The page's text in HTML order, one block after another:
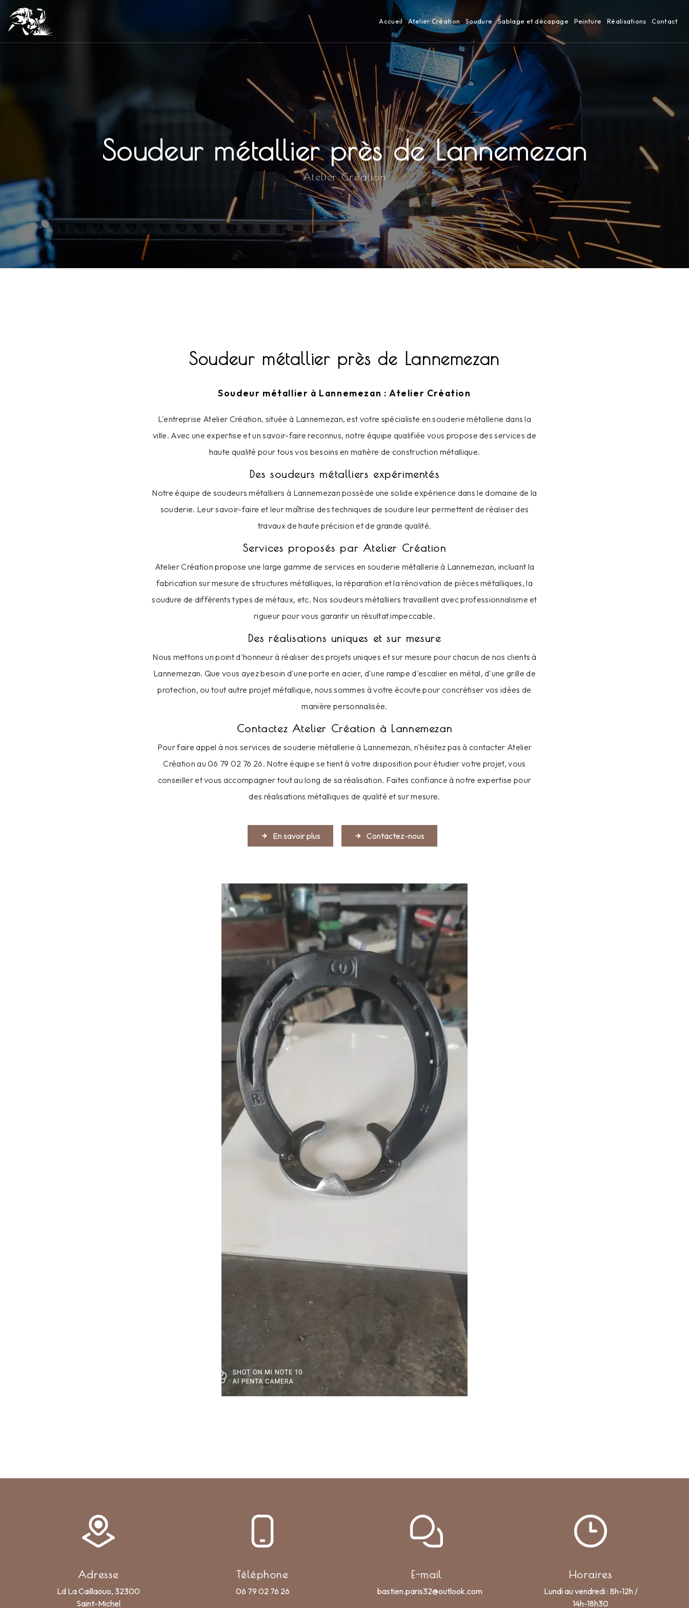
Accueil Atelier Création Soudure Sablage et décapage Peinture Réalisations Contact
Soudeur métallier près de Lannemezan
Atelier Création
Soudeur métallier près de Lannemezan
Soudeur métallier à Lannemezan : Atelier Création
L'entreprise Atelier Création, située à Lannemezan, est votre spécialiste en souderie métallerie dans la
ville. Avec une expertise et un savoir-faire reconnus, notre équipe qualifiée vous propose des services de
haute qualité pour tous vos besoins en matière de construction métallique.
Des soudeurs métalliers expérimentés
Notre équipe de soudeurs métalliers à Lannemezan possède une solide expérience dans le domaine de la
souderie. Leur savoir-faire et leur maîtrise des techniques de soudure leur permettent de réaliser des
travaux de haute précision et de grande qualité.
Services proposés par Atelier Création
Atelier Création propose une large gamme de services en souderie métallerie à Lannemezan, incluant la
fabrication sur mesure de structures métalliques, la réparation et la rénovation de pièces métalliques, la
soudure de différents types de métaux, etc. Nos soudeurs métalliers travaillent avec professionnalisme et
rigueur pour vous garantir un résultat impeccable.
Des réalisations uniques et sur mesure
Nous mettons un point d'honneur à réaliser des projets uniques et sur mesure pour chacun de nos clients à
Lannemezan. Que vous ayez besoin d'une porte en acier, d'une rampe d'escalier en métal, d'une grille de
protection, ou tout autre projet métallique, nous sommes à votre écoute pour concrétiser vos idées de
manière personnalisée.
Contactez Atelier Création à Lannemezan
Pour faire appel à nos services de souderie métallerie à Lannemezan, n'hésitez pas à contacter Atelier
Création au 06 79 02 76 26. Notre équipe se tient à votre disposition pour étudier votre projet, vous
conseiller et vous accompagner tout au long de sa réalisation. Faites confiance à notre expertise pour
des réalisations métalliques de qualité et sur mesure.
En savoir plus Contactez-nous
Adresse
Ld La Caillaouo, 32300
Saint-Michel
Téléphone
06 79 02 76 26
E-mail
bastien.paris32@outlook.com
Horaires
Lundi au vendredi : 8h-12h /
14h-18h30
Panneau de gestion des cookies